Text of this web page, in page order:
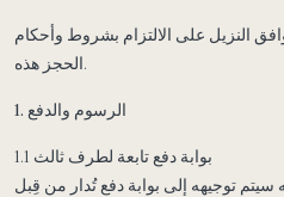
النزيل على الالتزام بشروط وأحكام
الحجز هذه.
1. الرسوم والدفع
1.1 بوابة دفع تابعة لطرف ثالث
سيتم توجيهه إلى بوابة دفع تُدار من قِبل